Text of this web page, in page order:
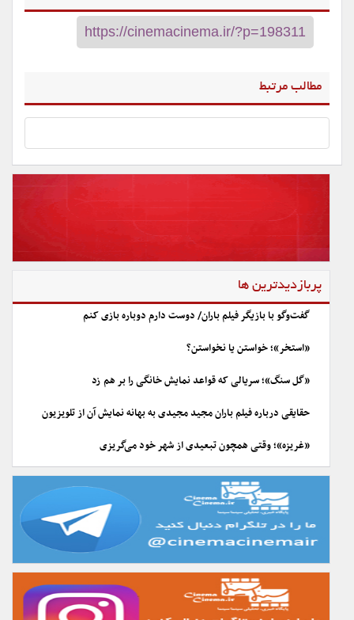
مطالب مرتبط
پربازدیدترین ها
گفت‌وگو با بازیگر فیلم باران/ دوست دارم دوباره بازی کنم
«استخر»؛ خواستن یا نخواستن؟
«گل سنگ»؛ سریالی که قواعد نمایش خانگی را بر هم زد
حقایقی درباره فیلم باران مجید مجیدی به بهانه نمایش آن از تلویزیون
«غریزه»؛ وقتی همچون تبعیدی از شهر خود می‌گریزی